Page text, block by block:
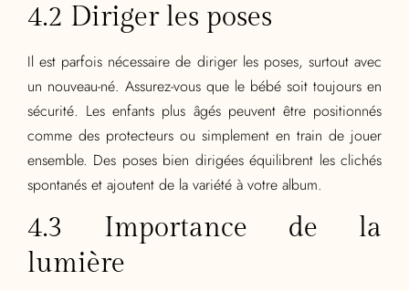
4.2 Diriger les poses
Il est parfois nécessaire de diriger les poses, surtout avec
un nouveau-né. Assurez-vous que le bébé soit toujours en
sécurité. Les enfants plus âgés peuvent être positionnés
comme des protecteurs ou simplement en train de jouer
ensemble. Des poses bien dirigées équilibrent les clichés
spontanés et ajoutent de la variété à votre album.
4.3 Importance de la
lumière